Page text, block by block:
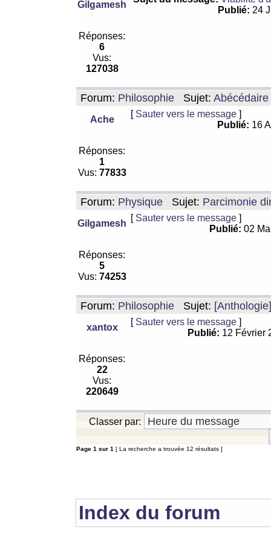
Gilgamesh
Publié: 24
Réponses:
6
Vus:
127038
Forum: Philosophie Sujet: Abécédaire
Ache
[ Sauter vers le message ]
Publié: 16
Réponses:
1
Vus: 77833
Forum: Physique Sujet: Parcimonie
Gilgamesh
[ Sauter vers le message ]
Publié: 02
Réponses:
5
Vus: 74253
Forum: Philosophie Sujet:
xantox
[ Sauter vers le message ]
Publié: 12 Février
Réponses:
22
Vus:
220649
Classer par:
Page 1 sur 1 [ La recherche a trouvée 12 résultats ]
Index du forum